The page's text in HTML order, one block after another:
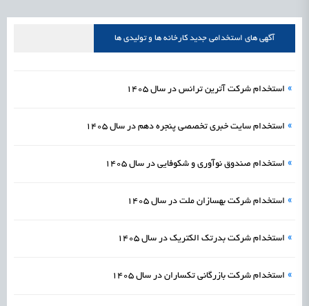
علمی
1405/05/15 اشتغال و کارآفرینی رسیدن مجوز ایجاد «سندباکس» به نهادهای توسعه‌ای و صنفی
آگهی های استخدامی جدید کارخانه ها و تولیدی ها
» استخدام شرکت آترین ترانس در سال 1405
» استخدام سایت خبری تخصصی پنجره دهم در سال 1405
» استخدام صندوق نوآوری و شکوفایی در سال 1405
» استخدام شرکت بهسازان ملت در سال 1405
» استخدام شرکت بدرتک الکتریک در سال 1405
» استخدام شرکت بازرگانی تکساران در سال 1405